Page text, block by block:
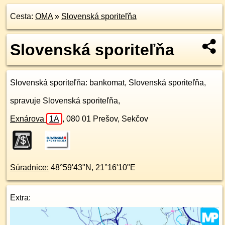
Cesta: OMA» Slovenská sporiteľňa
Slovenská sporiteľňa
Slovenská sporiteľňa: bankomat, Slovenská sporiteľňa,
spravuje Slovenská sporiteľňa,
Exnárova 1A , 080 01 Prešov, Sekčov
Súradnice: 48°59'43"N , 21°16'10"E
Extra: